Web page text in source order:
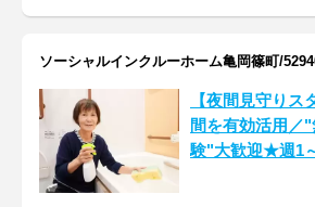
ソーシャルインクルーホーム亀岡篠町/
【夜間見守りス
間を有効活用／
験"大歓迎★週1